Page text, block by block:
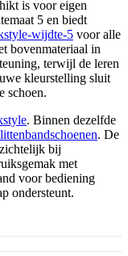
is voor eigen
5 en biedt
wijdte-5 voor alle
bovenmateriaal in
terwijl de leren
kleurstelling sluit
schoen.
. Binnen dezelfde
. De
bij
met
voor bediening
ondersteunt.